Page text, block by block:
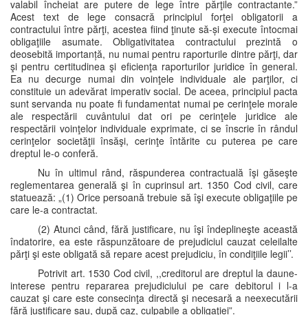
valabil încheiat are putere de lege între părţile contractante.”
Acest text de lege consacră principiul forţei obligatorii a
contractului între părţi, acestea fiind ţinute să-și execute întocmai
obligaţiile asumate. Obligativitatea contractului prezintă o
deosebită importanță, nu numai pentru raporturile dintre părţi, dar
şi pentru certitudinea şi eficienţa raporturilor juridice în general.
Ea nu decurge numai din voinţele individuale ale parţilor, ci
constituie un adevărat imperativ social. De aceea, principiul pacta
sunt servanda nu poate fi fundamentat numai pe cerinţele morale
ale respectării cuvântului dat ori pe cerinţele juridice ale
respectării voinţelor individuale exprimate, ci se înscrie în rândul
cerinţelor societăţii însăşi, cerinţe întărite cu puterea pe care
dreptul le-o conferă.
Nu în ultimul rând, răspunderea contractuală îşi găseşte
reglementarea generală şi în cuprinsul art. 1350 Cod civil, care
statuează: „(1) Orice persoană trebuie să îşi execute obligaţiile pe
care le-a contractat.
(2) Atunci când, fără justificare, nu îşi îndeplineşte această
îndatorire, ea este răspunzătoare de prejudiciul cauzat celeilalte
părţi şi este obligată să repare acest prejudiciu, în condiţiile legii’’.
Potrivit art. 1530 Cod civil, ,,creditorul are dreptul la daune-
interese pentru repararea prejudiciului pe care debitorul i l-a
cauzat şi care este consecinţa directă şi necesară a neexecutării
fără justificare sau, după caz, culpabile a obligaţiei”.